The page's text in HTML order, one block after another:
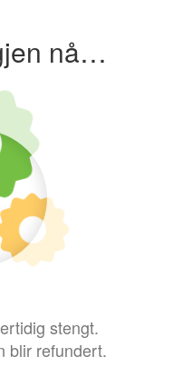
nå…
stengt.
blir refundert.